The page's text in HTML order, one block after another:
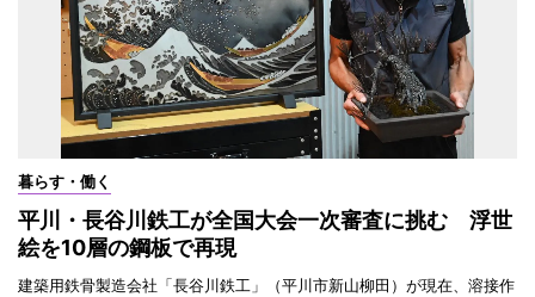
暮らす・働く
平川・長谷川鉄工が全国大会一次審査に挑む 浮世
絵を10層の鋼板で再現
建築用鉄骨製造会社「長谷川鉄工」（平川市新山柳田）が現在、溶接作